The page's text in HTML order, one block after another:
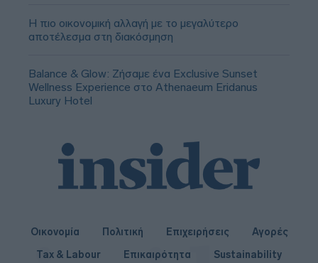
Η πιο οικονομική αλλαγή με το μεγαλύτερο
αποτέλεσμα στη διακόσμηση
Balance & Glow: Ζήσαμε ένα Exclusive Sunset
Wellness Experience στο Athenaeum Eridanus
Luxury Hotel
Οικονομία Πολιτική Επιχειρήσεις
Αγορές
Tax & Labour
Επικαιρότητα Sustainability